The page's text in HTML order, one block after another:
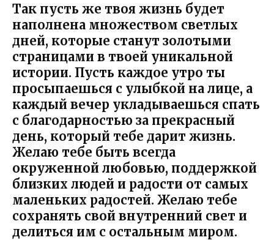
Так пусть же твоя жизнь будет
наполнена множеством светлых
дней, которые станут золотыми
страницами в твоей уникальной
истории. Пусть каждое утро ты
просыпаешься с улыбкой на лице, а
каждый вечер укладываешься спать
с благодарностью за прекрасный
день, который тебе дарит жизнь.
Желаю тебе быть всегда
окруженной любовью, поддержкой
близких людей и радости от самых
маленьких радостей. Желаю тебе
сохранять свой внутренний свет и
делиться им с остальным миром.